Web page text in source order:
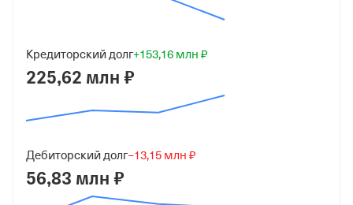
ИНН
7708411025
1227700721335
КПП
770801001
Кредиторский долг+153,16 млн ₽
225,62 млн ₽
Дебиторский долг−13,15 млн ₽
56,83 млн ₽